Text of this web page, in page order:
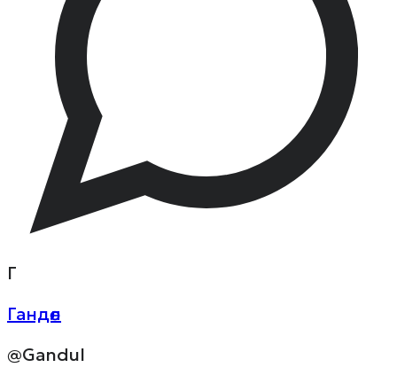
Г
Гандөл
@Gandul